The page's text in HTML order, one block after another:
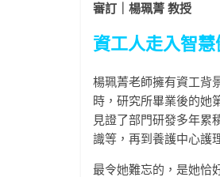
審訂｜楊珮菁 教授
資工人走入智
楊珮菁老師擁有資工背
時，研究所畢業後的她
見證了部門研發多年
識等，再到養護中心護
最令她難忘的，是她恰